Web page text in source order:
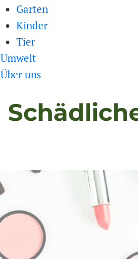
Garten
Kinder
Tier
Umwelt
Über uns